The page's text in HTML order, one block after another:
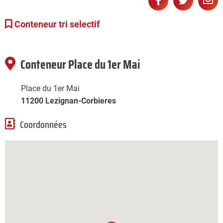
Conteneur tri selectif
Conteneur Place du 1er Mai
Place du 1er Mai
11200 Lezignan-Corbieres
Coordonnées